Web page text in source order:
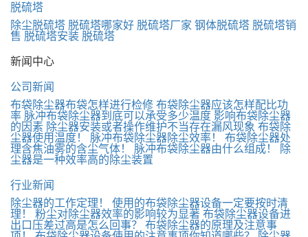
脱硫塔
除尘脱硫塔 脱硫塔哪家好 脱硫塔厂家 钢体脱硫塔 脱硫塔销
售 脱硫塔安装 脱硫塔
新闻中心
公司新闻
布袋除尘器布袋怎样进行检修 布袋除尘器应该怎样配比功
率 脉冲布袋除尘器到底可以承受多少温度 影响布袋除尘器
的因素 除尘器安装或者操作维护不当存在漏风现象 布袋除
尘器使用温度！
脉冲布袋除尘器除尘效率！
布袋除尘器处
理含焦油雾的含尘气体！
脉冲布袋除尘器由什么组成！
除
尘器是一种效率高的除尘装置
行业新闻
除尘器的工作定理！
使用的布袋除尘器设备一定要按时清
理！
粉尘对除尘器效率的影响较为显著 布袋除尘器设备进
出口压差过高是怎么回事？
布袋除尘器的原理及注意事